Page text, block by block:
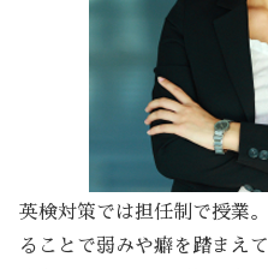
英検対策では担任制で授業
ることで弱みや癖を踏まえ